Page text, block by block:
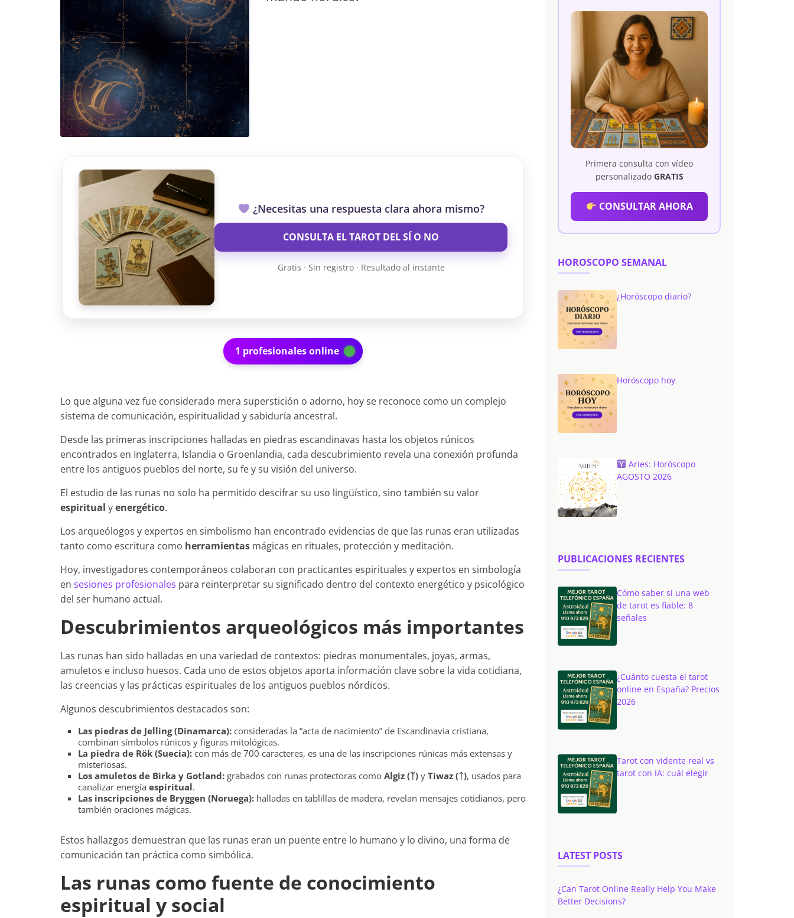
¿Necesitas una respuesta clara ahora mismo?
CONSULTA EL TAROT DEL SÍ O NO
Gratis · Sin registro · Resultado al instante
1 profesionales online
Lo que alguna vez fue considerado mera superstición o adorno, hoy se reconoce como un complejo
sistema de comunicación, espiritualidad y sabiduría ancestral.
Desde las primeras inscripciones halladas en piedras escandinavas hasta los objetos rúnicos
encontrados en Inglaterra, Islandia o Groenlandia, cada descubrimiento revela una conexión profunda
entre los antiguos pueblos del norte, su fe y su visión del universo.
El estudio de las runas no solo ha permitido descifrar su uso lingüístico, sino también su valor
espiritual yenergético.
Los arqueólogos y expertos en simbolismo han encontrado evidencias de que las runas eran utilizadas
tanto como escritura como herramientas mágicas en rituales, protección y meditación.
Hoy, investigadores contemporáneos colaboran con practicantes espirituales y expertos en simbología
en sesiones profesionales para reinterpretar su significado dentro del contexto energético y psicológico
del ser humano actual.
Descubrimientos arqueológicos más importantes
Las runas han sido halladas en una variedad de contextos: piedras monumentales, joyas, armas,
amuletos e incluso huesos. Cada uno de estos objetos aporta información clave sobre la vida cotidiana,
las creencias y las prácticas espirituales de los antiguos pueblos nórdicos.
Algunos descubrimientos destacados son:
Las piedras de Jelling (Dinamarca): consideradas la “acta de nacimiento” de Escandinavia cristiana,
combinan símbolos rúnicos y figuras mitológicas.
La piedra de Rök (Suecia): con más de 700 caracteres, es una de las inscripciones rúnicas más extensas y
misteriosas.
Los amuletos de Birka y Gotland: grabados con runas protectoras como Algiz (ᛉ) y Tiwaz (ᛏ), usados para
canalizar energía espiritual.
Las inscripciones de Bryggen (Noruega): halladas en tablillas de madera, revelan mensajes cotidianos, pero
también oraciones mágicas.
Estos hallazgos demuestran que las runas eran un puente entre lo humano y lo divino, una forma de
comunicación tan práctica como simbólica.
Las runas como fuente de conocimiento
espiritual y social
Primera consulta con vídeo
personalizado GRATIS
CONSULTAR AHORA
HOROSCOPO SEMANAL
¿Horóscopo diario?
Horóscopo hoy
Aries: Horóscopo
AGOSTO 2026
PUBLICACIONES RECIENTES
Cómo saber si una web
de tarot es fiable: 8
señales
¿Cuánto cuesta el tarot
online en España? Precios
2026
Tarot con vidente real vs
tarot con IA: cuál elegir
LATEST POSTS
¿Can Tarot Online Really Help You Make
Better Decisions?
TAROT GRATIS
CONSIGUE TUS 5 MINUTOS
✓ Sin cargos automáticos. El chat se detiene al finalizar el crédito